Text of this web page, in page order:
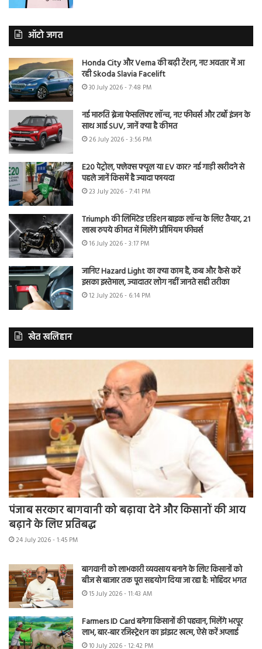
ऑटो जगत
Honda City और Verna की बढ़ी टेंशन, नए अवतार में आ
रही Skoda Slavia Facelift
30 July 2026 - 7:48 PM
नई मारुति ब्रेजा फेसलिफ्ट लॉन्च, नए फीचर्स और टर्बो इंजन के
साथ आई SUV, जानें क्या है कीमत
26 July 2026 - 3:56 PM
E20 पेट्रोल, फ्लेक्स फ्यूल या EV कार? नई गाड़ी खरीदने से
पहले जानें किसमें है ज्यादा फायदा
23 July 2026 - 7:41 PM
Triumph की लिमिटेड एडिशन बाइक लॉन्च के लिए तैयार, 21
लाख रुपये कीमत में मिलेंगे प्रीमियम फीचर्स
16 July 2026 - 3:17 PM
जानिए Hazard Light का क्या काम है, कब और कैसे करें
इसका इस्तेमाल, ज्यादातर लोग नहीं जानते सही तरीका
12 July 2026 - 6:14 PM
खेत खलिहान
पंजाब सरकार बागवानी को बढ़ावा देने और किसानों की आय
बढ़ाने के लिए प्रतिबद्ध
24 July 2026 - 1:45 PM
बागवानी को लाभकारी व्यवसाय बनाने के लिए किसानों को
बीज से बाजार तक पूरा सहयोग दिया जा रहा है: मोहिंदर भगत
15 July 2026 - 11:43 AM
Farmers ID Card बनेगा किसानों की पहचान, मिलेंगे भरपूर
लाभ, बार-बार रजिस्ट्रेशन का झंझट खत्म, ऐसे करें अप्लाई
10 July 2026 - 12:42 PM